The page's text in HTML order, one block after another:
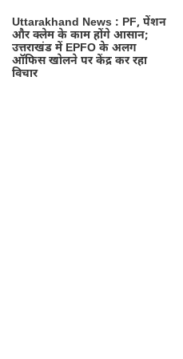
Uttarakhand News : PF, पेंशन
और क्लेम के काम होंगे आसान;
उत्तराखंड में EPFO के अलग
ऑफिस खोलने पर केंद्र कर रहा
विचार